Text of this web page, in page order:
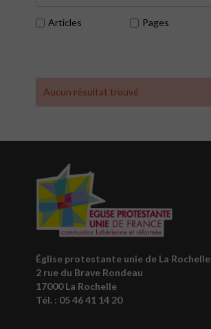
Articles Pages
Aucun résultat trouvé
Église protestante unie de La Rochelle
2 rue du Brave Rondeau
17000 La Rochelle
Tél. : 05 46 41 14 20